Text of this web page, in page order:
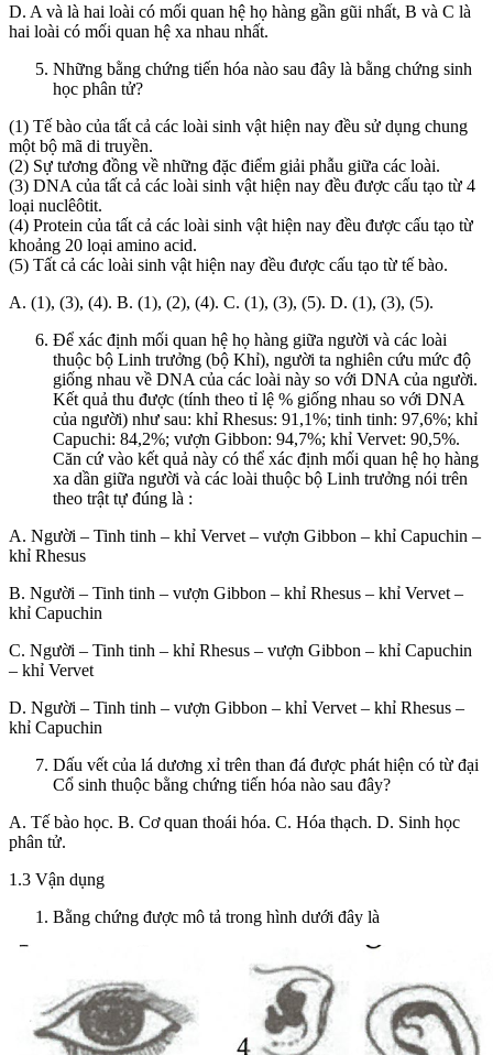
D. A và là hai loài có mối quan hệ họ hàng gần gũi nhất, B và C là
hai loài có mối quan hệ xa nhau nhất.
Những bằng chứng tiến hóa nào sau đây là bằng chứng sinh
học phân tử?
(1) Tế bào của tất cả các loài sinh vật hiện nay đều sử dụng chung
một bộ mã di truyền.
(2) Sự tương đồng về những đặc điểm giải phẫu giữa các loài.
(3) DNA của tất cả các loài sinh vật hiện nay đều được cấu tạo từ 4
loại nuclêôtit.
(4) Protein của tất cả các loài sinh vật hiện nay đều được cấu tạo từ
khoảng 20 loại amino acid.
(5) Tất cả các loài sinh vật hiện nay đều được cấu tạo từ tế bào.
A. (1), (3), (4). B. (1), (2), (4). C. (1), (3), (5). D. (1), (3), (5).
Để xác định mối quan hệ họ hàng giữa người và các loài
thuộc bộ Linh trưởng (bộ Khỉ), người ta nghiên cứu mức độ
giống nhau về DNA của các loài này so với DNA của người.
Kết quả thu được (tính theo tỉ lệ % giống nhau so với DNA
của người) như sau: khỉ Rhesus: 91,1%; tinh tinh: 97,6%; khỉ
Capuchi: 84,2%; vượn Gibbon: 94,7%; khỉ Vervet: 90,5%.
Căn cứ vào kết quả này có thể xác định mối quan hệ họ hàng
xa dần giữa người và các loài thuộc bộ Linh trưởng nói trên
theo trật tự đúng là :
A. Người – Tinh tinh – khỉ Vervet – vượn Gibbon – khỉ Capuchin –
khỉ Rhesus
B. Người – Tinh tinh – vượn Gibbon – khỉ Rhesus – khỉ Vervet –
khỉ Capuchin
C. Người – Tinh tinh – khỉ Rhesus – vượn Gibbon – khỉ Capuchin
– khỉ Vervet
D. Người – Tinh tinh – vượn Gibbon – khỉ Vervet – khỉ Rhesus –
khỉ Capuchin
Dấu vết của lá dương xỉ trên than đá được phát hiện có từ đại
Cổ sinh thuộc bằng chứng tiến hóa nào sau đây?
A. Tế bào học. B. Cơ quan thoái hóa. C. Hóa thạch. D. Sinh học
phân tử.
1.3 Vận dụng
Bằng chứng được mô tả trong hình dưới đây là